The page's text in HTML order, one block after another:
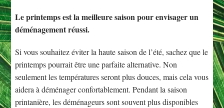
Le printemps est la meilleure saison pour envisager un
déménagement réussi.
Si vous souhaitez éviter la haute saison de l’été, sachez que le
printemps pourrait être une parfaite alternative. Non
seulement les températures seront plus douces, mais cela vous
aidera à déménager confortablement. Pendant la saison
printanière, les déménageurs sont souvent plus disponibles